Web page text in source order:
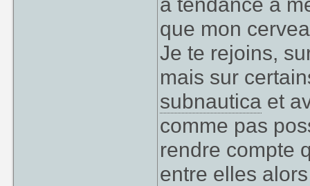
que mon
Je te rejoins,
mais sur
subnautica et
comme pas
rendre compte
entre elles